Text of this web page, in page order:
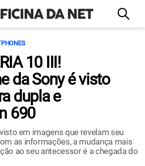
10 III!
da Sony é visto
dupla e
690
em imagens que revelam seu
as informações, a mudança mais
ao seu antecessor é a chegada do